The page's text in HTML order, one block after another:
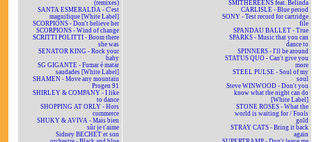
(remixes)
SANTA ESMERALDA - C'est
magnifique [White Label]
SCORPIONS - Don't believe her
SCORPIONS - Wind of change
SCRITTI POLITTI - Boom there
she was
SENATOR KING - Rock your
baby
SG GIGANTE - Fumar é matar
saudades [White Label]
SHAMEN - Move any mountain
Progen 91
SHIRLEY & COMPANY - I like
to dance
SHOPPING AT ORLY - Hors
commerce
SHUKY & AVIVA - Mais bien
sûr je t'aime
Sidney BECHET et son
SMITHEREENS feat. Belinda
CARLISLE - Blue period
SONY - Test record for cartridge
file
SPANDAU BALLET - True
SPARKS - Music that you can
dance to
SPINNERS - I'll be around
STATUS QUO - Can't give you
more
STEEL PULSE - Soul of my
soul
Steve WINWOOD - Don't you
know what the night can do
[White Label]
STONE ROSES - What the
world is waiting for / Fools
gold
STRAY CATS - Bring it back
again